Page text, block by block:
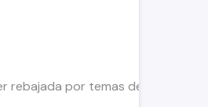
rebajada por temas detalles de